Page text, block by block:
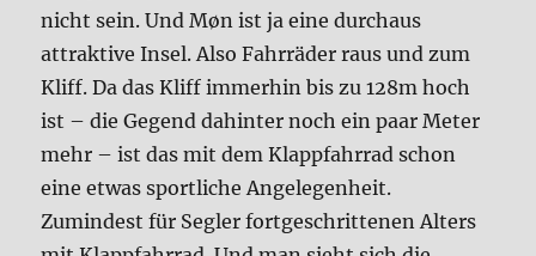
nicht sein. Und Møn ist ja eine durchaus
attraktive Insel. Also Fahrräder raus und zum
Kliff. Da das Kliff immerhin bis zu 128m hoch
ist – die Gegend dahinter noch ein paar Meter
mehr – ist das mit dem Klappfahrrad schon
eine etwas sportliche Angelegenheit.
Zumindest für Segler fortgeschrittenen Alters